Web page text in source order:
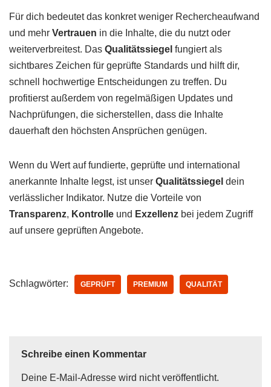
Für dich bedeutet das konkret weniger Rechercheaufwand
und mehr Vertrauen in die Inhalte, die du nutzt oder
weiterverbreitest. Das Qualitätssiegel fungiert als
sichtbares Zeichen für geprüfte Standards und hilft dir,
schnell hochwertige Entscheidungen zu treffen. Du
profitierst außerdem von regelmäßigen Updates und
Nachprüfungen, die sicherstellen, dass die Inhalte
dauerhaft den höchsten Ansprüchen genügen.
Wenn du Wert auf fundierte, geprüfte und international
anerkannte Inhalte legst, ist unser Qualitätssiegel dein
verlässlicher Indikator. Nutze die Vorteile von
Transparenz, Kontrolle und Exzellenz bei jedem Zugriff
auf unsere geprüften Angebote.
Schlagwörter: GEPRÜFT PREMIUM QUALITÄT
Schreibe einen Kommentar
Deine E-Mail-Adresse wird nicht veröffentlicht.